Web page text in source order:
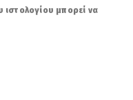
μπορεί να